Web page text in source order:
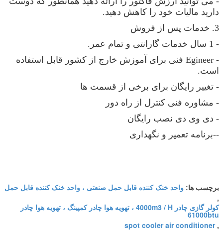
دارید مالیات خود را کاهش دهید.
3. خدمات پس از فروش
- 1 سال خدمات گارانتی و تمام عمر.
- Egineer فنی برای آموزش خارج از کشور قابل استفاده
است.
- تغییر رایگان برای برخی از قسمت ها
- مشاوره فنی کنترل از راه دور
- دی وی دی نصب رایگان
--برنامه تعمیر و نگهداری
برچسب ها: واحد خنک کننده قابل حمل صنعتی ، واحد خنک کننده قابل حمل
,
کولر گازی چادر 4000m3 / H ، تهویه هوا چادر کمپینگ ، تهویه هوا چادر
61000btu
,
spot cooler air conditioner